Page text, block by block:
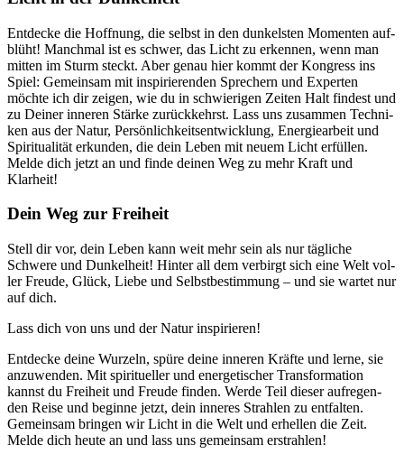
Ent­de­cke die Hoff­nung, die selbst in den dun­kels­ten Momen­ten auf­
blüht! Manch­mal ist es schwer, das Licht zu erken­nen, wenn man
mit­ten im Sturm steckt. Aber genau hier kommt der Kon­gress ins
Spiel: Gemein­sam mit inspi­rie­ren­den Spre­chern und Exper­ten
möch­te ich dir zei­gen, wie du in schwie­ri­gen Zei­ten Halt fin­dest und
zu Dei­ner inne­ren Stär­ke zurück­kehrst. Lass uns zusam­men Tech­ni­
ken aus der Natur, Per­sön­lich­keits­ent­wick­lung, Ener­gie­ar­beit und
Spi­ri­tua­li­tät erkun­den, die dein Leben mit neu­em Licht erfül­len.
Mel­de dich jetzt an und fin­de dei­nen Weg zu mehr Kraft und
Klarheit!
Dein Weg zur Freiheit
Stell dir vor, dein Leben kann weit mehr sein als nur täg­li­che
Schwe­re und Dun­kel­heit! Hin­ter all dem ver­birgt sich eine Welt vol­
ler Freu­de, Glück, Lie­be und Selbst­be­stim­mung – und sie war­tet nur
auf dich.
Lass dich von uns und der Natur inspirieren!
Ent­de­cke dei­ne Wur­zeln, spü­re dei­ne inne­ren Kräf­te und ler­ne, sie
anzu­wen­den. Mit spi­ri­tu­el­ler und ener­ge­ti­scher Trans­for­ma­ti­on
kannst du Frei­heit und Freu­de fin­den. Wer­de Teil die­ser auf­re­gen­
den Rei­se und begin­ne jetzt, dein inne­res Strah­len zu ent­fal­ten.
Gemein­sam brin­gen wir Licht in die Welt und erhel­len die Zeit.
Mel­de dich heu­te an und lass uns gemein­sam erstrahlen!